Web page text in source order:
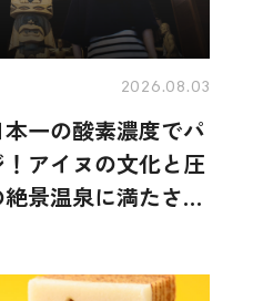
2026.08.03
本一の酸素濃度でパ
アイヌの文化と圧
景温泉に満たされ